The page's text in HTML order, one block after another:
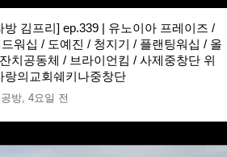
방 김프리] ep.339 | 유노이아 프레이즈 /
워십 / 도예진 / 청지기 / 플랜팅워십 / 올
치공동체 / 브라이언킴 / 사제중창단 위
랑의교회쉐키나중창단
방, 4요일 전